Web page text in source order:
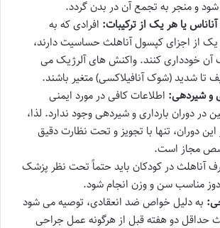
و منجر به تجمع آن در بدن گردد.
یا هر یک از ترکیبات: افرادی که به
یک از اجزای کپسول آناهلث حساسیت دارند،
آن خودداری کنند. واکنش های آلرژیک می
تا شدید (شوک آنافیلاکسی) متغیر باشند.
و شیردهی: اطلاعات کافی در مورد ایمنی
در دوران بارداری و شیردهی وجود ندارد. لذا،
دوران، تنها با تجویز و تحت نظارت دقیق
مجاز است.
آناهلث در کودکان باید حتماً تحت نظر پزشک
دوز مناسب سن و وزن انجام شود.
به دلیل خواص ضد انعقادی، توصیه می شود
حداقل دو هفته قبل از هرگونه عمل جراحی